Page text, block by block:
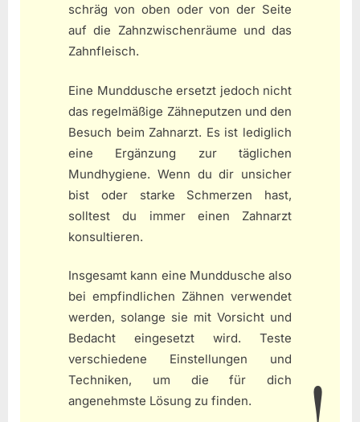
schräg von oben oder von der Seite
auf die Zahnzwischenräume und das
Zahnfleisch.
Eine Munddusche ersetzt jedoch nicht
das regelmäßige Zähneputzen und den
Besuch beim Zahnarzt. Es ist lediglich
eine Ergänzung zur täglichen
Mundhygiene. Wenn du dir unsicher
bist oder starke Schmerzen hast,
solltest du immer einen Zahnarzt
konsultieren.
Insgesamt kann eine Munddusche also
bei empfindlichen Zähnen verwendet
werden, solange sie mit Vorsicht und
Bedacht eingesetzt wird. Teste
verschiedene Einstellungen und
Techniken, um die für dich
angenehmste Lösung zu finden.